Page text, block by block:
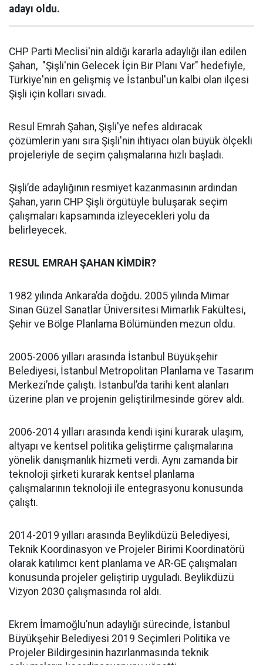
adayı oldu.
CHP Parti Meclisi'nin aldığı kararla adaylığı ilan edilen
Şahan, "Şişli'nin Gelecek İçin Bir Planı Var" hedefiyle,
Türkiye'nin en gelişmiş ve İstanbul'un kalbi olan ilçesi
Şişli için kolları sıvadı.
Resul Emrah Şahan, Şişli'ye nefes aldıracak
çözümlerin yanı sıra Şişli'nin ihtiyacı olan büyük ölçekli
projeleriyle de seçim çalışmalarına hızlı başladı.
Şişli’de adaylığının resmiyet kazanmasının ardından
Şahan, yarın CHP Şişli örgütüyle buluşarak seçim
çalışmaları kapsamında izleyecekleri yolu da
belirleyecek.
RESUL EMRAH ŞAHAN KİMDİR?
1982 yılında Ankara’da doğdu. 2005 yılında Mimar
Sinan Güzel Sanatlar Üniversitesi Mimarlık Fakültesi,
Şehir ve Bölge Planlama Bölümünden mezun oldu.
2005-2006 yılları arasında İstanbul Büyükşehir
Belediyesi, İstanbul Metropolitan Planlama ve Tasarım
Merkezi’nde çalıştı. İstanbul’da tarihi kent alanları
üzerine plan ve projenin geliştirilmesinde görev aldı.
2006-2014 yılları arasında kendi işini kurarak ulaşım,
altyapı ve kentsel politika geliştirme çalışmalarına
yönelik danışmanlık hizmeti verdi. Aynı zamanda bir
teknoloji şirketi kurarak kentsel planlama
çalışmalarının teknoloji ile entegrasyonu konusunda
çalıştı.
2014-2019 yılları arasında Beylikdüzü Belediyesi,
Teknik Koordinasyon ve Projeler Birimi Koordinatörü
olarak katılımcı kent planlama ve AR-GE çalışmaları
konusunda projeler geliştirip uyguladı. Beylikdüzü
Vizyon 2030 çalışmasında rol aldı.
Ekrem İmamoğlu’nun adaylığı sürecinde, İstanbul
Büyükşehir Belediyesi 2019 Seçimleri Politika ve
Projeler Bildirgesinin hazırlanmasında teknik